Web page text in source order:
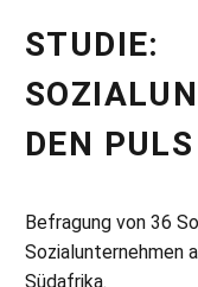
STUDIE:
DEN
Befragung von 36
Sozialunternehmen
Südafrika.